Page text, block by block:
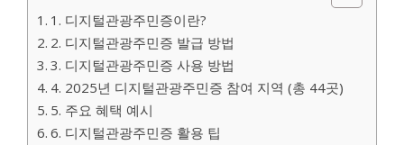
1. 디지털관광주민증이란?
2. 디지털관광주민증 발급 방법
3. 디지털관광주민증 사용 방법
4. 2025년 디지털관광주민증 참여 지역 (총 44곳)
5. 주요 혜택 예시
6. 디지털관광주민증 활용 팁